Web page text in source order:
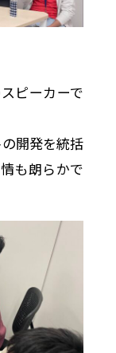
ピーカーで
開発を統括
も朗らかで